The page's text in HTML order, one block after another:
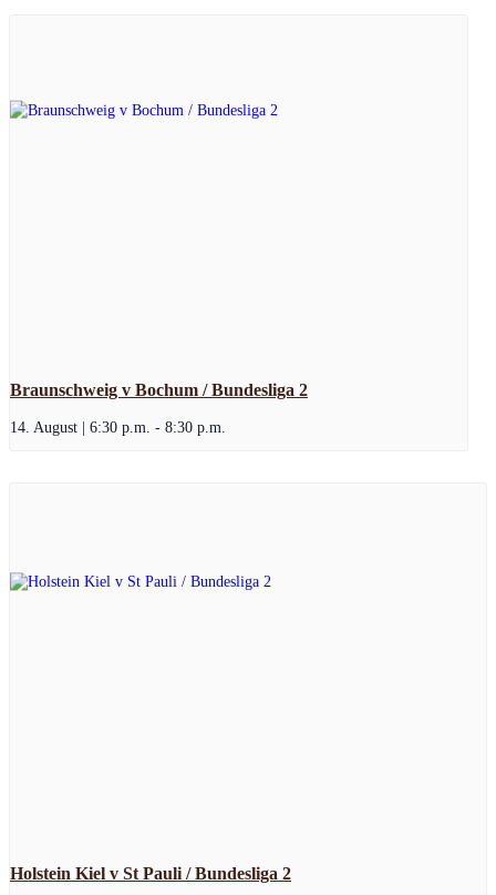
Braunschweig v Bochum / Bundesliga 2
14. August | 6:30 p.m. - 8:30 p.m.
Holstein Kiel v St Pauli / Bundesliga 2